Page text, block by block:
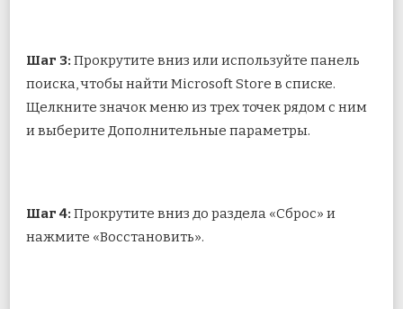
Шаг 3: Прокрутите вниз или используйте панель
поиска, чтобы найти Microsoft Store в списке.
Щелкните значок меню из трех точек рядом с ним
и выберите Дополнительные параметры.
Шаг 4: Прокрутите вниз до раздела «Сброс» и
нажмите «Восстановить».